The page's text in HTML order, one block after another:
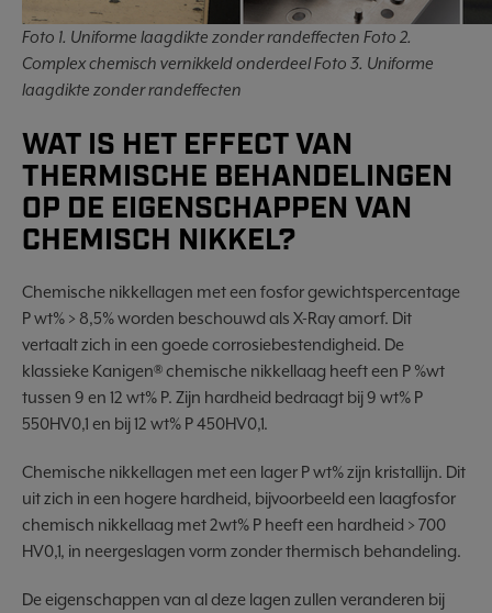
Foto 1. Uniforme laagdikte zonder randeffecten Foto 2.
Complex chemisch vernikkeld onderdeel Foto 3. Uniforme
laagdikte zonder randeffecten
WAT IS HET EFFECT VAN
THERMISCHE BEHANDELINGEN
OP DE EIGENSCHAPPEN VAN
CHEMISCH NIKKEL?
Chemische nikkellagen met een fosfor gewichtspercentage
P wt% > 8,5% worden beschouwd als X-Ray amorf. Dit
vertaalt zich in een goede corrosiebestendigheid. De
klassieke Kanigen® chemische nikkellaag heeft een P %wt
tussen 9 en 12 wt% P. Zijn hardheid bedraagt bij 9 wt% P
550HV0,1 en bij 12 wt% P 450HV0,1.
Chemische nikkellagen met een lager P wt% zijn kristallijn. Dit
uit zich in een hogere hardheid, bijvoorbeeld een laagfosfor
chemisch nikkellaag met 2wt% P heeft een hardheid > 700
HV0,1, in neergeslagen vorm zonder thermisch behandeling.
De eigenschappen van al deze lagen zullen veranderen bij